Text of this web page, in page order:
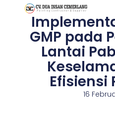
GMP pada
Lantai
Efisiensi
16